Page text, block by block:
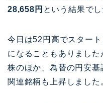
28,658円 という結果でし
今日は52円高でスター
になることもありまし
株のほか、為替の円安
関連銘柄も上昇しました